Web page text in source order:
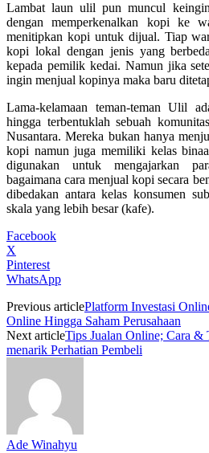
Lambat laun ulil pun muncul
dengan memperkenalkan kopi ke
menitipkan kopi untuk dijual. Tiap
kopi lokal dengan jenis yang
kepada pemilik kedai. Namun jika
ingin menjual kopinya maka baru
Lama-kelamaan teman-teman Ulil
hingga terbentuklah sebuah
Nusantara. Mereka bukan hanya
kopi namun juga memiliki kelas
digunakan untuk mengajarkan
bagaimana cara menjual kopi secara
dibedakan antara kelas konsumen
skala yang lebih besar (kafe).
Facebook
X
Pinterest
WhatsApp
Previous articlePlatform Investasi
Online Hingga Saham Perusahaan
Next articleTips Jualan Online; Cara &
menarik Perhatian Pembeli
Ade Winahyu